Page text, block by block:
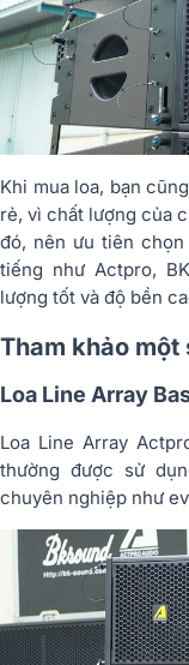
Khi mua loa, bạn
rẻ, vì chất lượng của
đó, nên ưu tiên
tiếng như Actpro,
lượng tốt và độ bền
Tham khảo một
Loa Line Array
Loa Line Array
thường được sử
chuyên nghiệp như